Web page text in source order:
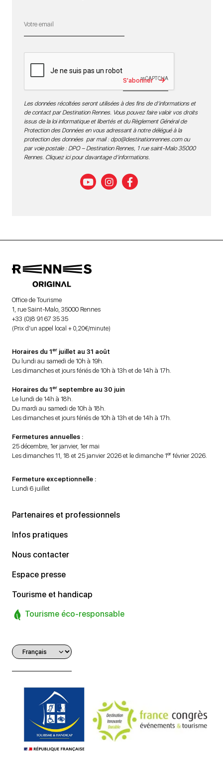
S'abonner
Les données récoltées seront utilisées à des fins de d’informations et
de contact par Destination Rennes. Vous pouvez faire valoir vos droits
issus de la loi informatique et libertés et du Règlement Général de
Protection des Données en vous adressant à notre délégué à la
protection des données par mail : dpo@destinationrennes.comou
par voie postale : DPO – Destination Rennes, 1 rue saint-Malo 35000
Rennes. Cliquez ici pour davantage d’informations.
Office de Tourisme
1, rue Saint-Malo, 35000 Rennes
+33 (0)8 91 67 35 35
(Prix d’un appel local + 0,20€/minute)
Horaires du 1er juillet au 31 août
Du lundi au samedi de 10h à 19h.
Les dimanches et jours fériés de 10h à 13h et de 14h à 17h.
Horaires du 1er septembre au 30 juin
Le lundi de 14h à 18h.
Du mardi au samedi de 10h à 18h.
Les dimanches et jours fériés de 10h à 13h et de 14h à 17h.
Fermetures annuelles :
25 décembre, 1er janvier, 1er mai
Les dimanches 11, 18 et 25 janvier 2026 et le dimanche 1er février 2026.
Fermeture exceptionnelle :
Lundi 6 juillet
Partenaires et professionnels
Infos pratiques
Nous contacter
Espace presse
Tourisme et handicap
Tourisme éco-responsable